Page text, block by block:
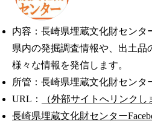
内容：長崎県埋蔵文化財センタ
県内の発掘調査情報や、出土品
様々な情報を発信します。
所管：長崎県埋蔵文化財センタ
URL：
（外部サイトへリンクし
長崎県埋蔵文化財センター